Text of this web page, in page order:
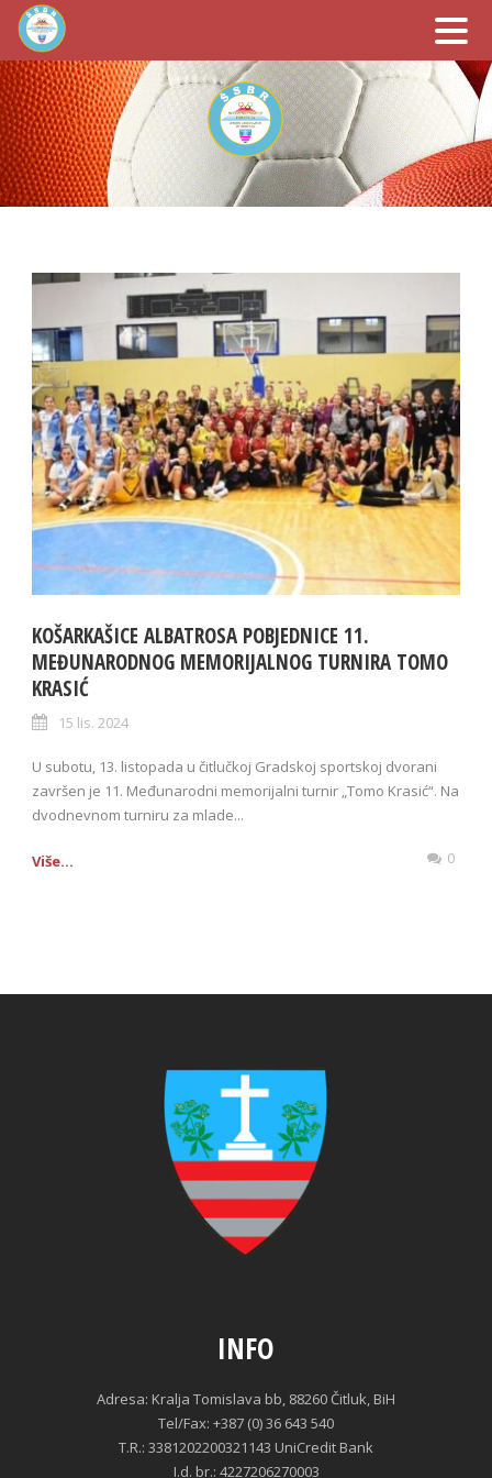
KOŠARKAŠICE ALBATROSA POBJEDNICE 11.
MEĐUNARODNOG MEMORIJALNOG TURNIRA TOMO
KRASIĆ
15 lis. 2024
U subotu, 13. listopada u čitlučkoj Gradskoj sportskoj dvorani
završen je 11. Međunarodni memorijalni turnir „Tomo Krasić“. Na
dvodnevnom turniru za mlade...
Više... 0
INFO
Adresa: Kralja Tomislava bb, 88260 Čitluk, BiH
Tel/Fax: +387 (0) 36 643 540
T.R.: 3381202200321143 UniCredit Bank
I.d. br.: 4227206270003